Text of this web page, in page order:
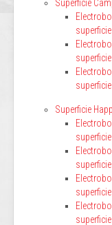
Superficie
superficie
Superficie